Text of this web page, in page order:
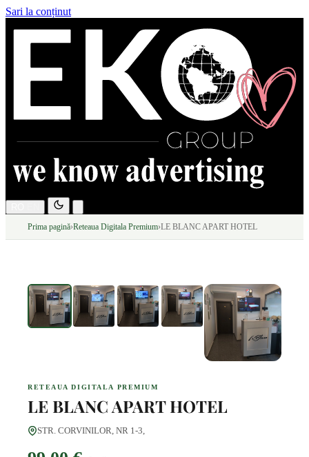
Sari la conținut
Prima pagină› Reteaua Digitala Premium› LE BLANC APART HOTEL
RETEAUA DIGITALA PREMIUM
LE BLANC APART HOTEL
STR. CORVINILOR, NR 1-3,